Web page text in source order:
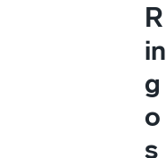
R
in
g
o
s